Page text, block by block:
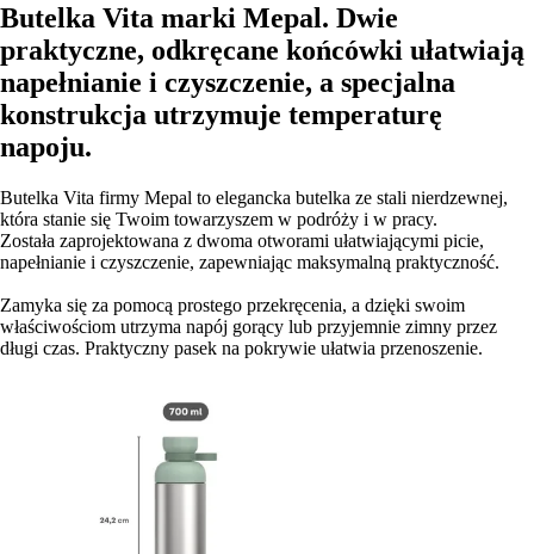
Butelka Vita marki Mepal. Dwie
praktyczne, odkręcane końcówki ułatwiają
napełnianie i czyszczenie, a specjalna
konstrukcja utrzymuje temperaturę
napoju.
Butelka Vita firmy Mepal to elegancka butelka ze stali nierdzewnej,
która stanie się Twoim towarzyszem w podróży i w pracy.
Została zaprojektowana z dwoma otworami ułatwiającymi picie,
napełnianie i czyszczenie, zapewniając maksymalną praktyczność.
Zamyka się za pomocą prostego przekręcenia, a dzięki swoim
właściwościom utrzyma napój gorący lub przyjemnie zimny przez
długi czas. Praktyczny pasek na pokrywie ułatwia przenoszenie.